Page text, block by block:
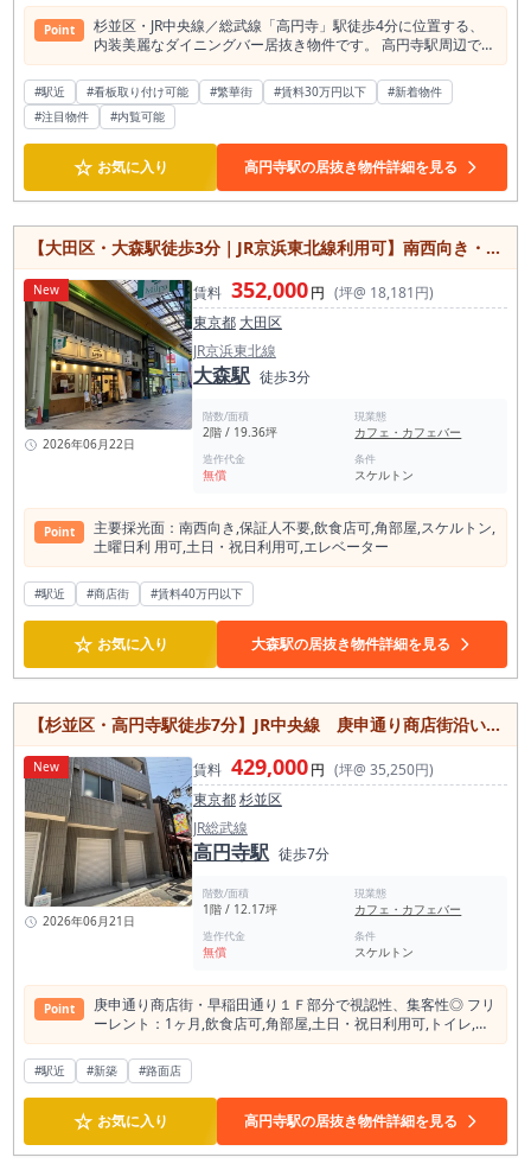
Point
杉並区・JR中央線／総武線「高円寺」駅徒歩4分に位置する、
内装美麗なダイニングバー居抜き物件です。 高円寺駅周辺でダ
イニングバー、カフェバー、バル、ワインバー、クラフトビー
ル業態、カフェダイニングなどの出店を検討している方に、ぜ
ひご確認いただきたい店舗物件です。 本物件の大きな魅力は、
高円寺らしい個性ある飲食店が集まる北口エリアにあり、純情
商店街近くの飲食店集積エリアで出店を検討できる点です。 高
円寺は、中央線沿線の中でも飲食店文化が強く、個人店、バ
ー、居酒屋、カフェ、音楽・カルチャー系の店舗が共存する独
自性のある街です。 大型チェーンだけでなく、店主の個性やコ
グバーやカフェバーとの相性を確認しやすい立地です。 高円寺
駅半径500m圏内には飲食店が約802件あり、そのうちダイニ
ングバー業態は約73件確認されています。 競合は多い一方
で、それだけ夜の飲食需要、バー需要、食事とお酒を楽しむ需
要が形成されているエリアとも言えます。 高円寺で勝負するう
えでは、単に駅から近いだけではなく、内装の雰囲気、メニュ
ー構成、客層との相性、店の世界観をどう作るかが重要です。
本物件は内装美麗なダイニングバー居抜きのため、既存の雰囲
気を活かしながら、高円寺らしい店舗づくりを検討しやすい物
件です。 店舗面積は約17.65坪です。大箱ではありませんが、
小さすぎる店舗でもなく、ダイニングバーやカフェバー、バル
業態として客席と厨房のバランスを取りやすいサイズ感です。
少人数利用、デート利用、仕事帰りの一杯、友人同士の食事、
二軒目利用など、幅広い利用シーンを想定できます。 高円寺の
気・料理・ドリンクの組み合わせで固定客を作る業態にも検討
余地があります。 現況はカフェ・カフェバー系の居抜きで、内
装状態も良好に見える募集案件です。 既存の内装、カウンタ
場合、スケルトンから店舗を作る場合と比較して、開業準備期
バーやカフェバーでは、内装の雰囲気が集客力に直結するた
め、既存空間を活かせるかどうかは重要な確認ポイントです。
本物件は地上2階区画です。路面店と比較すると、通行人の自
店探索が起きやすいエリアでは、2階店舗でもコンセプトと見
せ方次第で十分に検討価値があります。店頭看板、階段導線、
入口まわり、外からの視認性、SNS・グルメ媒体での見せ方を
組み合わせることで、内装の良さを活かした集客導線を作るこ
とが重要です。内見時には、通りからの見え方、建物入口、階
段導線、看板掲出の可否を必ずご確認ください。 業態として
は、既存内装を活かしたダイニングバー、カフェバー、ワイン
バー、ビストロ、バル、クラフトビール業態、カクテルバー、
昼はカフェ・夜はバーとしての二毛作業態などが検討しやすい
と考えられます。一方で、匂い・煙の強い業態、カラオケ、居
酒屋業態については内容によって制限があります。 重飲食や
煙・臭気の強いメニューを前提とする場合は、排気・厨房設
備・貸主承諾の確認が必要です。 営業時間については深夜営業
に制限があります。 そのため、深夜帯で大きく売上を作る業態
ェバー利用を中心に営業計画を立てる方が現実的です。 高円寺
は平日夜・週末ともに飲食需要が見込める街ですが、物件ごと
の営業時間条件や近隣環境に合わせた営業設計が重要になりま
す。 出店にあたっては、既存造作・厨房設備・排気・給排水・
電気・ガス容量・空調等の状態および使用可否を内見時にご確
認ください。 インフラ容量についても、出店予定業態に応じて
事前調査をおすすめします。 また、看板工事は指定業者を利用
していただく場合があります。 家賃保証会社加入、指定火災保
険加入が必要で、別途、企画料および不動産手数料が必要とな
#駅近 #看板取り付け可能 #繁華街 #賃料30万円以下
#新着物件
#注目物件
#内覧可能
☆ お気に入り 高円寺駅の居抜き物件詳細を見る
【大田区・大森駅徒歩3分｜JR京浜東北線利用可】南西向き・角部屋の飲食店可能スケルトン物件
New
2026年06月22日
賃料 352,000円 (坪@ 18,181円)
東京都 大田区
JR京浜東北線
大森駅 徒歩3分
階数/面積
2階 / 19.36坪
現業態
カフェ・カフェバー
造作代金
無償
条件
スケルトン
Point
主要採光⾯：南⻄向き,保証⼈不要,飲⾷店可,⾓部屋,スケルトン,
⼟曜⽇利 ⽤可,⼟⽇・祝⽇利⽤可,エレベーター
#駅近 #商店街 #賃料40万円以下
☆ お気に入り 大森駅の居抜き物件詳細を見る
【杉並区・高円寺駅徒歩7分】JR中央線 庚申通り商店街沿いの1階路面店 飲食店可
New
2026年06月21日
賃料 429,000円 (坪@ 35,250円)
東京都杉並区
JR総武線
高円寺駅 徒歩7分
階数/面積
1階 / 12.17坪
現業態
カフェ・カフェバー
造作代金
無償
条件
スケルトン
Point
庚申通り商店街・早稲⽥通り１Ｆ部分で視認性、集客性◎ フリ
ーレント：1ヶ⽉,飲⾷店可,⾓部屋,⼟⽇・祝⽇利⽤可,トイレ,エ
アコン,シャッター⾬⼾
#駅近 #新築 #路面店
☆ お気に入り 高円寺駅の居抜き物件詳細を見る